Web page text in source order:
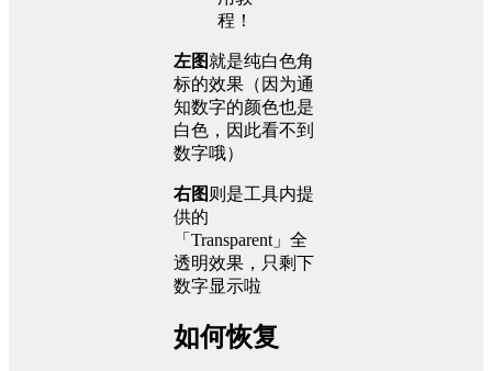
左图就是纯白色角
标的效果（因为通
知数字的颜色也是
白色，因此看不到
数字哦）
右图 则是工具内提
供的
「Transparent」全
透明效果，只剩下
数字显示啦
如何恢复